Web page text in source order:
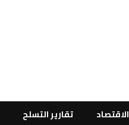
الاقتصاد تقارير التسلح